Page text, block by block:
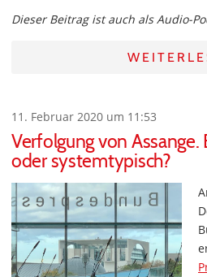
Dieser Beitrag ist auch als Audio-
11. Februar 2020 um 11:53
Verfolgung von Assange.
oder systemtypisch?